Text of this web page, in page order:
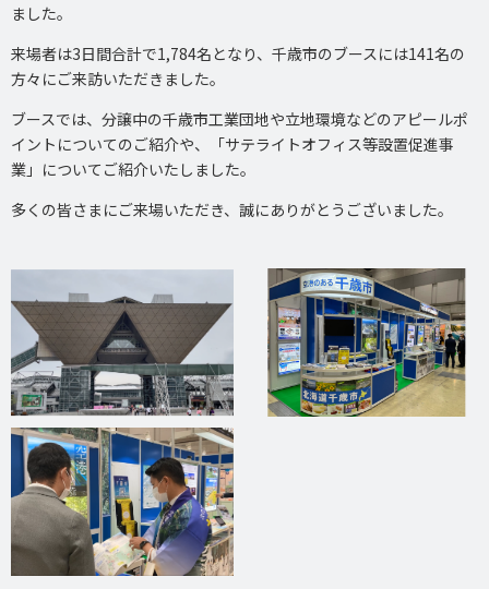
ました。
来場者は3日間合計で1,784名となり、千歳市のブースには141名の
方々にご来訪いただきました。
ブースでは、分譲中の千歳市工業団地や立地環境などのアピールポ
イントについてのご紹介や、「サテライトオフィス等設置促進事
業」についてご紹介いたしました。
多くの皆さまにご来場いただき、誠にありがとうございました。